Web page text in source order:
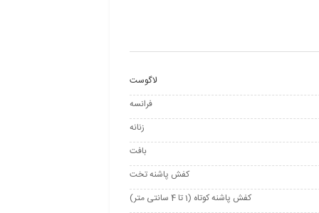
لاگوست
فرانسه
زنانه
بافت
کفش پاشنه تخت
کفش پاشنه کوتاه (1 تا 4 سانتی متر)